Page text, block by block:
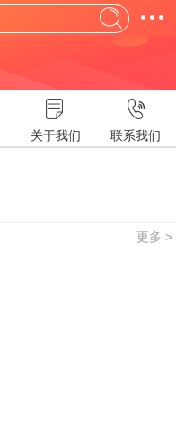
关于我们 联系我们
更多 >